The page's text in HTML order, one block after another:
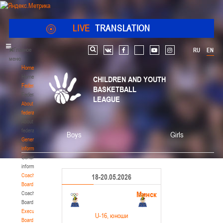
LIVE TRANSLATION
Главное
меню
Home
Home
Federation
Federation
About
federation
About
federation
General
information
General
information
Coaching
Board
Coaching
Board
Executive
Board
RU EN
Search vk facebook youtube instagram
CHILDREN AND YOUTH
BASKETBALL
LEAGUE
Boys Girls
18-20.05.2026
Минск
U-16 , юноши